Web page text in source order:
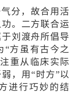
分，故合用活
。二方联合运
刘渡舟所倡导
“方虽有古今之
重从临床实际
，用“时方”以
进行巧妙的结